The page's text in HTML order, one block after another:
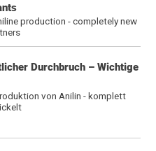
production - completely new
Durchbruch – Wichtige
von Anilin - komplett